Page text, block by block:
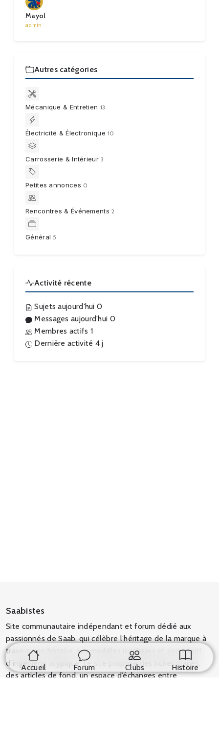
Mayol
admin
Autres catégories
Mécanique & Entretien 13
Électricité & Électronique 10
Carrosserie & Intérieur 3
Petites annonces 0
Rencontres & Événements 2
Général 5
Activité récente
Sujets aujourd'hui 0
Messages aujourd'hui 0
Membres actifs 1
Dernière activité 4 j
Accueil Forum Clubs Histoire
Saabistes
Site communautaire indépendant et forum dédié aux
passionnés de Saab, qui célèbre l’héritage de la marque à
travers son histoire, ses modèles iconiques et son esprit
d’ingénierie atypique. Le site propose des fiches claires,
des articles de fond, un espace d’échanges entre